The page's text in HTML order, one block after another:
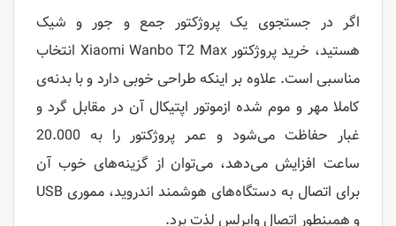
اگر در جستجوی یک پروژکتور جمع و جور و شیک
هستید، خرید پروژکتور Xiaomi Wanbo T2 Max انتخاب
مناسبی است. علاوه بر اینکه طراحی خوبی دارد و با بدنه‌ی
کاملا مهر و موم شده ازموتور اپتیکال آن در مقابل گرد و
غبار حفاظت می‌شود و عمر پروژکتور را به 20.000
ساعت افزایش می‌دهد، می‌توان از گزینه‌های خوب آن
برای اتصال به دستگاه‌های هوشمند اندروید، مموری USB
و همینطور اتصال وایرلس لذت برد.